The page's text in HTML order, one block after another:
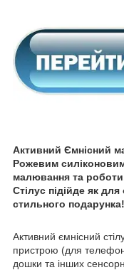
Активний Ємнісний
Рожевим
малювання та
Стілус підійде як
стильного подарунка!
Активний ємнісний
пристрою (для
дошки та інших